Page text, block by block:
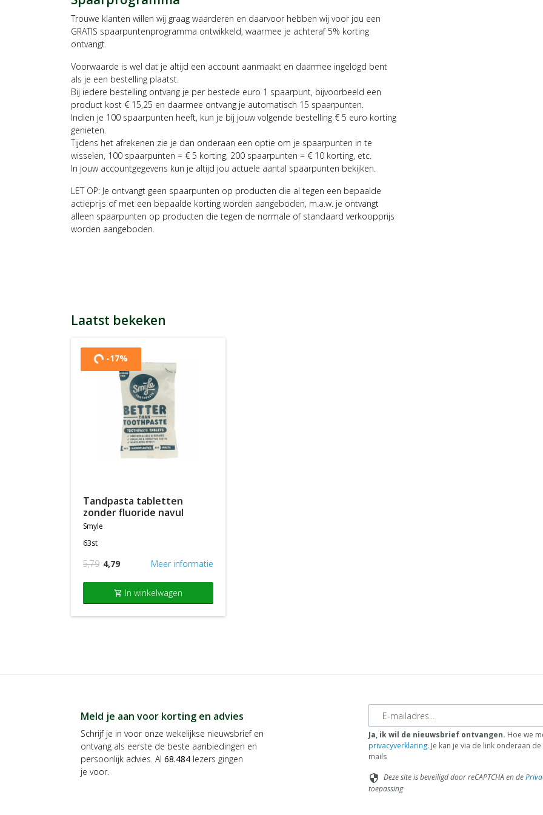
Trouwe klanten willen wij graag waarderen en daarvoor hebben wij voor jou een
GRATIS spaarpuntenprogramma ontwikkeld, waarmee je achteraf 5% korting
ontvangt.
Voorwaarde is wel dat je altijd een account aanmaakt en daarmee ingelogd bent
als je een bestelling plaatst.
Bij iedere bestelling ontvang je per bestede euro 1 spaarpunt, bijvoorbeeld een
product kost € 15,25 en daarmee ontvang je automatisch 15 spaarpunten.
Indien je 100 spaarpunten heeft, kun je bij jouw volgende bestelling € 5 euro korting
genieten.
Tijdens het afrekenen zie je dan onderaan een optie om je spaarpunten in te
wisselen, 100 spaarpunten = € 5 korting, 200 spaarpunten = € 10 korting, etc.
In jouw accountgegevens kun je altijd jou actuele aantal spaarpunten bekijken.
LET OP: Je ontvangt geen spaarpunten op producten die al tegen een bepaalde
actieprijs of met een bepaalde korting worden aangeboden, m.a.w. je ontvangt
alleen spaarpunten op producten die tegen de normale of standaard verkoopprijs
worden aangeboden.
Laatst bekeken
Content wordt geladen... -17%
tandpasta tabletten
zonder fluoride navul
smyle
63st
5,79 4,79 Meer informatie
shopping_cart In winkelwagen
Meld je aan voor korting en advies
Schrijf je in voor onze wekelijkse nieuwsbrief en
ontvang als eerste de beste aanbiedingen en
persoonlijk advies. Al 68.484 lezers gingen
je voor.
E-mailadres
Ja, ik wil de nieuwsbrief ontvangen. Hoe we
privacyverklaring. Je kan je via de link onderaan
mails
security Deze site is beveiligd door reCAPTCHA en de
toepassing